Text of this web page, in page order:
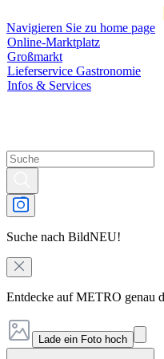
Navigieren Sie zu home page
Online-Marktplatz
Großmarkt
Lieferservice Gastronomie
Infos & Services
Suche nach BildNEU!
Entdecke auf METRO genau
Lade ein Foto hoch